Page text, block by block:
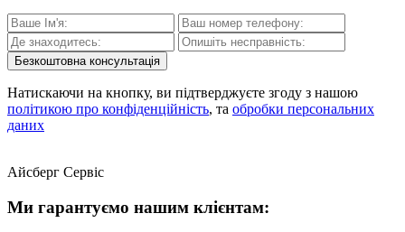
Безкоштовна консультація
Натискаючи на кнопку, ви підтверджуєте згоду з нашою
політикою про конфіденційність, та обробки персональних
даних
Айсберг Сервіс
Ми гарантуємо нашим клієнтам: